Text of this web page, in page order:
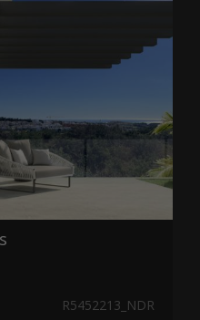
R5452213_NDR